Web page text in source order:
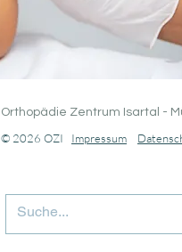
Orthopädie Zentrum Isartal -
© 2026 OZI Impressum